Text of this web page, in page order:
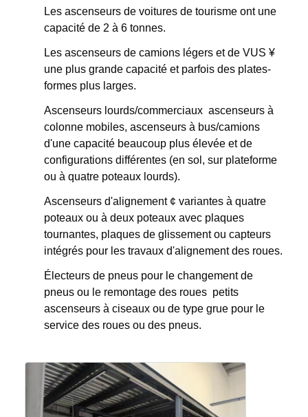
Les ascenseurs de voitures de tourisme ont une
capacité de 2 à 6 tonnes.
Les ascenseurs de camions légers et de VUS ¥
une plus grande capacité et parfois des plates-
formes plus larges.
Ascenseurs lourds/commerciaux ️ ascenseurs à
colonne mobiles, ascenseurs à bus/camions
d'une capacité beaucoup plus élevée et de
configurations différentes (en sol, sur plateforme
ou à quatre poteaux lourds).
Ascenseurs d'alignement ¢ variantes à quatre
poteaux ou à deux poteaux avec plaques
tournantes, plaques de glissement ou capteurs
intégrés pour les travaux d'alignement des roues.
Électeurs de pneus pour le changement de
pneus ou le remontage des roues ️ petits
ascenseurs à ciseaux ou de type grue pour le
service des roues ou des pneus.